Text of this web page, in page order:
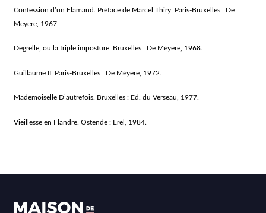
Confession d’un Flamand. Préface de Marcel Thiry. Paris-Bruxelles : De
Meyere, 1967.
Degrelle, ou la triple imposture. Bruxelles : De Méyère, 1968.
Guillaume II. Paris-Bruxelles : De Méyère, 1972.
Mademoiselle D’autrefois. Bruxelles : Ed. du Verseau, 1977.
Vieillesse en Flandre. Ostende : Erel, 1984.